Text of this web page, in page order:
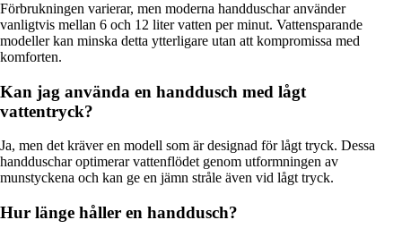
Förbrukningen varierar, men moderna handduschar använder
vanligtvis mellan 6 och 12 liter vatten per minut. Vattensparande
modeller kan minska detta ytterligare utan att kompromissa med
komforten.
Kan jag använda en handdusch med lågt
vattentryck?
Ja, men det kräver en modell som är designad för lågt tryck. Dessa
handduschar optimerar vattenflödet genom utformningen av
munstyckena och kan ge en jämn stråle även vid lågt tryck.
Hur länge håller en handdusch?